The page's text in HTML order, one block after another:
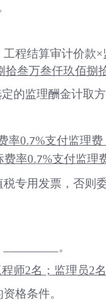
程结算审计价款×
拾叁万叁仟玖佰捌
的监理酬金计取方
率0.7%支付监理
费率0.7%支付监理
专用发票，否则
。
师2名；监理员2名
格条件。